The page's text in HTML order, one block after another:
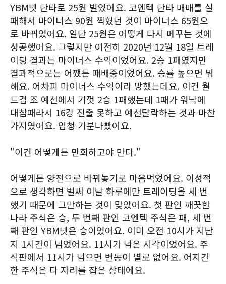
YBM넷 단타로 25원 벌었어요. 코엔텍 단타 매매를 실
패해서 마이너스 90원 찍혔던 것이 마이너스 65원으
로 바뀌었어요. 일단 25원은 어떻게 다시 메꾸는 것에
성공했어요. 그렇지만 여전히 2020년 12월 18일 트레
이딩 결과는 마이너스 수익이었어요. 2승 1패였지만
결과적으로는 어쨌든 패배중이었어요. 승률 높으면 뭐
해요. 어차피 마이너스 수익이라 망했는데요. 이건 월
드컵 조 예선에서 기껏 2승 1패했는데 1패가 워낙에
대참패라서 16강 진출 못하고 예선탈락하는 것과 마찬
가지였어요. 엄청 기분나빴어요.
"이건 어떻게든 만회하고야 만다."
어떻게든 양전으로 바꿔놓기로 마음먹었어요. 이성적
으로 생각하면 벌써 이날 하루에만 트레이딩을 세 번
했기 때문에 그만하는 것이 맞았어요. 첫 판인 깨끗한
나라 주식은 승, 두 번째 판인 코엔텍 주식은 패, 세 번
째 판인 YBM넷은 승이었어요. 이미 오전 10시가 지난
지 1시간이 넘었어요. 11시가 넘은 시각이었어요. 주
식판에서 11시가 넘으면 변동이 별로 없어요. 어지간
한 주식은 다 자리를 잡은 상태에요.